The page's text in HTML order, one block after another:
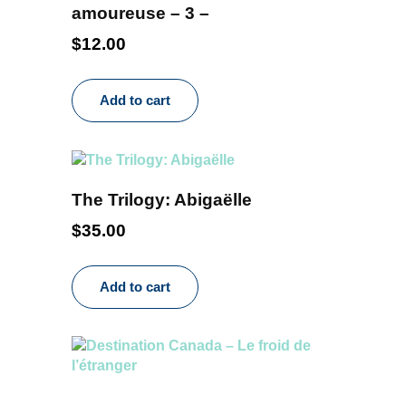
amoureuse – 3 –
$12.00
Add to cart
The Trilogy: Abigaëlle
$35.00
Add to cart